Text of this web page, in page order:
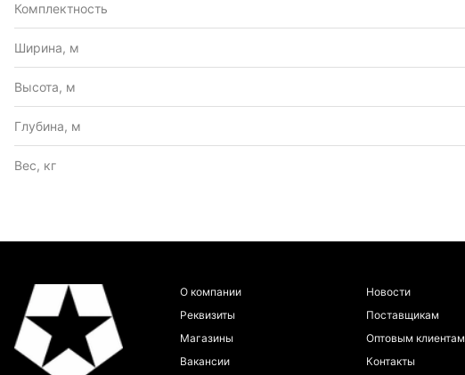
Комплектность
Ширина, м
Высота, м
Глубина, м
Вес, кг
О компании
Реквизиты
Магазины
Вакансии
Новости
Поставщикам
Оптовым клиентам
Контакты